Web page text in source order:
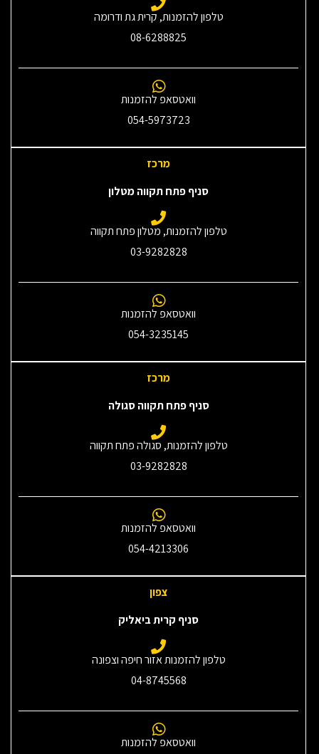
טלפון להזמנות, קרית גת ודרומה
08-6288825
וואטסאפ להזמנות
054-5973723
מרכז
סניף פתח תקווה מטלון
טלפון להזמנות, מטלון פתח תקווה
03-9282828
וואטסאפ להזמנות
054-3235145‎
מרכז
סניף פתח תקווה סגולה
טלפון להזמנות, סגולה פתח תקווה
03-9282828
וואטסאפ להזמנות
054-4213306
צפון
סניף קרית ביאליק
טלפון להזמנות אזור חיפה וצפונה
04-8745568
וואטסאפ להזמנות